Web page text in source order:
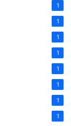
1
1
1
1
1
1
1
1